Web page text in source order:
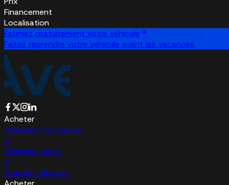
Financement
Localisation
Estimez gratuitement votre véhicule
Faites reprendre votre véhicule avant les vacances.
Acheter
Véhicules d'occasion
A
Véhicules neufs
A
Tous les véhicules